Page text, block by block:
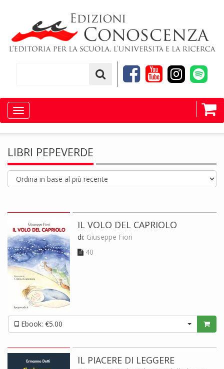
Toggle
navigation
LIBRI PEPEVERDE
IL VOLO DEL CAPRIOLO
di: Giuseppe Fiori
40
Ebook: €5.00
IL PIACERE DI LEGGERE